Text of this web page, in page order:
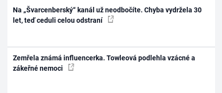
Na „Švarcenberský“ kanál už neodbočíte. Chyba vydržela 30
let, teď ceduli celou odstraní
Zemřela známá influencerka. Towleová podlehla vzácné a
zákeřné nemoci